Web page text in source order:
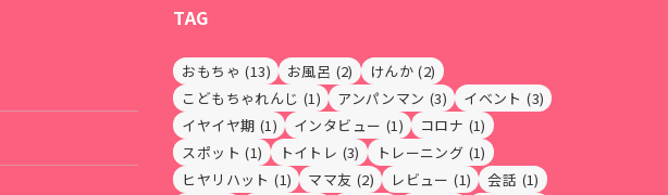
TAG
おもちゃ (13) お風呂 (2) けんか (2)
こどもちゃれんじ (1) アンパンマン (3) イベント (3)
イヤイヤ期 (1) インタビュー (1) コロナ (1)
スポット (1) トイトレ (3) トレーニング (1)
ヒヤリハット (1) ママ友 (2) レビュー (1) 会話 (1)